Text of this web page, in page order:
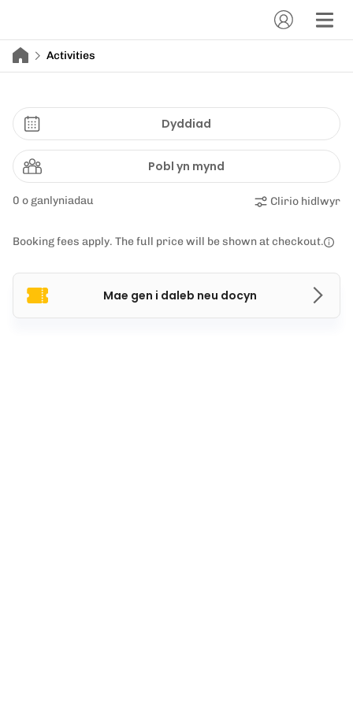
Activities
Dyddiad
Pobl yn mynd
0 o ganlyniadau Clirio hidlwyr
Booking fees apply. The full price will be shown at checkout.
Mae gen i daleb neu docyn